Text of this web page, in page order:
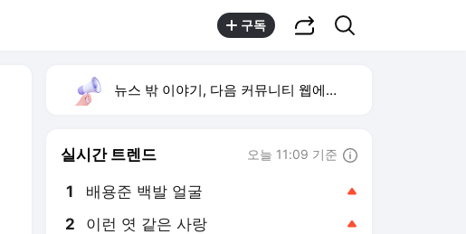
구독
뉴스 밖 이야기, 다음 커뮤니티 웹에서 보기
실시간 트렌드 오늘 11:09 기준
1 배용준 백발 얼굴
2 이런 엿 같은 사랑